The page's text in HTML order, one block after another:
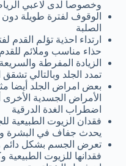
وخصوصا لدى لاعبي
الوقوف لفترة طويلة دون
الصلبة
ارتداء احذية تؤلم القدم
حذاء مناسب وملائم للقدم
الزيادة المفرطة
تمدد الجلد وبالتالي
بعض امراض الجلد أيضا
الأمراض الجسدية
اضطراب الغدة الدرقية
فقدان الزيوت الطبيعية
يحدث جفاف في البشرة
تعرض الجسم بشكل دائم
فقدانها للزيوت